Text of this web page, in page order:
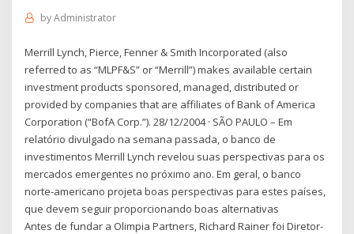
byAdministrator
Merrill Lynch, Pierce, Fenner & Smith Incorporated (also
referred to as “MLPF&S” or “Merrill”) makes available certain
investment products sponsored, managed, distributed or
provided by companies that are affiliates of Bank of America
Corporation (“BofA Corp.”). 28/12/2004 · SÃO PAULO – Em
relatório divulgado na semana passada, o banco de
investimentos Merrill Lynch revelou suas perspectivas para os
mercados emergentes no próximo ano. Em geral, o banco
norte-americano projeta boas perspectivas para estes países,
que devem seguir proporcionando boas alternativas
Antes de fundar a Olimpia Partners, Richard Rainer foi Diretor-